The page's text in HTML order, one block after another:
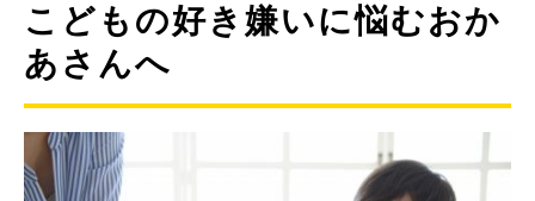
こどもの好き嫌いに悩むおか
あさんへ